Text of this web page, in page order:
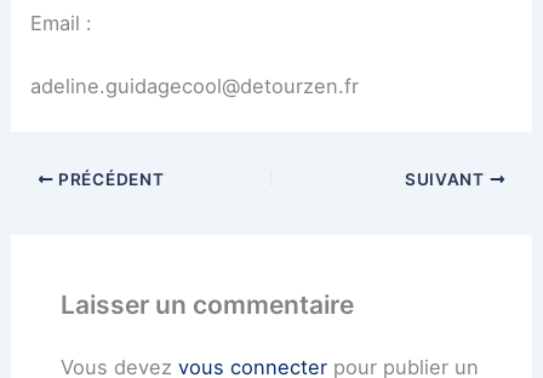
Email :
adeline.guidagecool@detourzen.fr
PRÉCÉDENT SUIVANT
Laisser un commentaire
Vous devez vous connecterpour publier un